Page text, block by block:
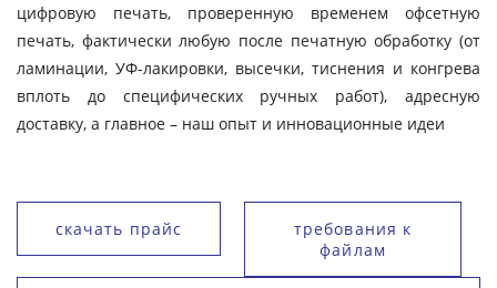
цифровую печать, проверенную временем офсетную
печать, фактически любую после печатную обработку (от
ламинации, УФ-лакировки, высечки, тиснения и конгрева
вплоть до специфических ручных работ), адресную
доставку, а главное – наш опыт и инновационные идеи
скачать прайс
требования к
файлам